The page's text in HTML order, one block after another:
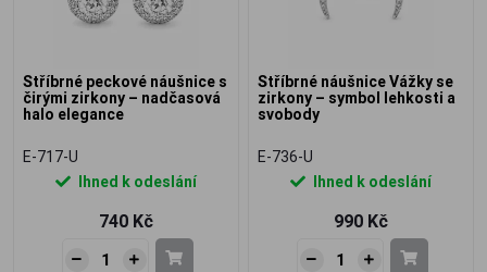
Stříbrné peckové náušnice s
čirými zirkony – nadčasová
halo elegance
E-717-U
Ihned k odeslání
740 Kč
Stříbrné náušnice Vážky se
zirkony – symbol lehkosti a
svobody
E-736-U
Ihned k odeslání
990 Kč